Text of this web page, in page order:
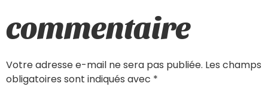
commentaire
Votre adresse e-mail ne sera pas publiée. Les champs
obligatoires sont indiqués avec *